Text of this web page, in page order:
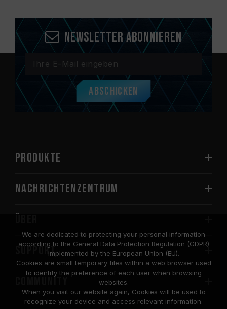
Newsletter abonnieren
Abschicken
PRODUKTE
Nachrichtenzentrum
Über
SUPPORT
COMMUNITY
We are dedicated to protecting your personal information
according to the General Data Protection Regulation (GDPR)
implemented by the European Union (EU).
Cookies are small temporary files within a web browser used
to identify the preference of each user when browsing
websites.
When you visit our website again, Cookies will be used to
recognize your device and access relevant information.